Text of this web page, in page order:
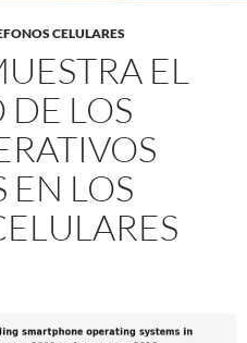
CELULARES
EL
LOS
LOS